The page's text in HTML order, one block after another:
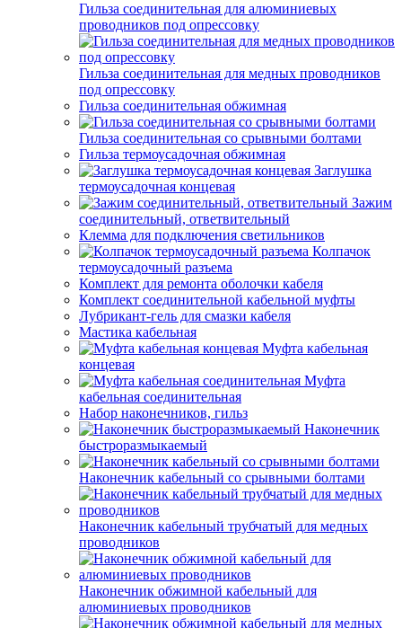
Гильза соединительная для алюминиевых
проводников под опрессовку
Гильза соединительная для медных проводников
под опрессовку
Гильза соединительная обжимная
Гильза соединительная со срывными болтами
Гильза термоусадочная обжимная
Заглушка
термоусадочная концевая
Зажим
соединительный, ответвительный
Клемма для подключения светильников
Колпачок
термоусадочный разъема
Комплект для ремонта оболочки кабеля
Комплект соединительной кабельной муфты
Лубрикант-гель для смазки кабеля
Мастика кабельная
Муфта кабельная
концевая
Муфта
кабельная соединительная
Набор наконечников, гильз
Наконечник
быстроразмыкаемый
Наконечник кабельный со срывными болтами
Наконечник кабельный трубчатый для медных
проводников
Наконечник обжимной кабельный для
алюминиевых проводников